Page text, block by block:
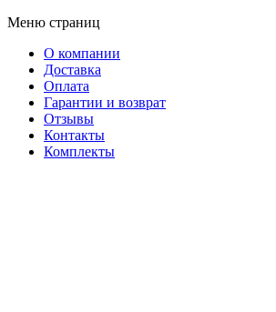
Меню страниц
О компании
Доставка
Оплата
Гарантии и возврат
Отзывы
Контакты
Комплекты